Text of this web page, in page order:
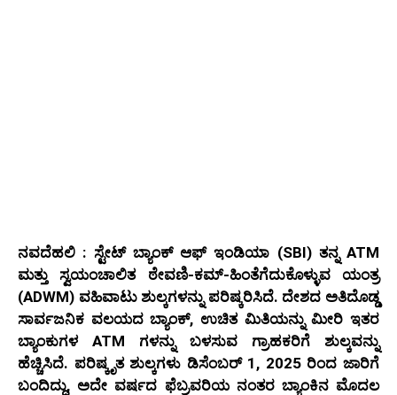
ನವದೆಹಲಿ : ಸ್ಟೇಟ್ ಬ್ಯಾಂಕ್ ಆಫ್ ಇಂಡಿಯಾ (SBI) ತನ್ನ ATM
ಮತ್ತು ಸ್ವಯಂಚಾಲಿತ ಠೇವಣಿ-ಕಮ್-ಹಿಂತೆಗೆದುಕೊಳ್ಳುವ ಯಂತ್ರ
(ADWM) ವಹಿವಾಟು ಶುಲ್ಕಗಳನ್ನು ಪರಿಷ್ಕರಿಸಿದೆ. ದೇಶದ ಅತಿದೊಡ್ಡ
ಸಾರ್ವಜನಿಕ ವಲಯದ ಬ್ಯಾಂಕ್, ಉಚಿತ ಮಿತಿಯನ್ನು ಮೀರಿ ಇತರ
ಬ್ಯಾಂಕುಗಳ ATM ಗಳನ್ನು ಬಳಸುವ ಗ್ರಾಹಕರಿಗೆ ಶುಲ್ಕವನ್ನು
ಹೆಚ್ಚಿಸಿದೆ. ಪರಿಷ್ಕೃತ ಶುಲ್ಕಗಳು ಡಿಸೆಂಬರ್ 1, 2025 ರಿಂದ ಜಾರಿಗೆ
ಬಂದಿದ್ದು, ಅದೇ ವರ್ಷದ ಫೆಬ್ರವರಿಯ ನಂತರ ಬ್ಯಾಂಕಿನ ಮೊದಲ